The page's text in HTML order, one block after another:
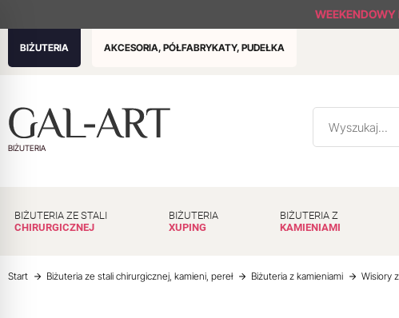
WEEKENDOWY
BIŻUTERIA AKCESORIA, PÓŁFABRYKATY, PUDEŁKA
BIŻUTERIA
BIŻUTERIA ZE STALI
CHIRURGICZNEJ
BIŻUTERIA
XUPING
BIŻUTERIA Z
KAMIENIAMI
Start Biżuteria ze stali chirurgicznej, kamieni, pereł Biżuteria z kamieniami Wisiory